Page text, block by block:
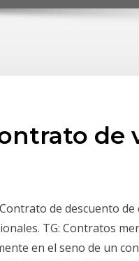
de
de descuento
TG: Contratos
en el seno de un